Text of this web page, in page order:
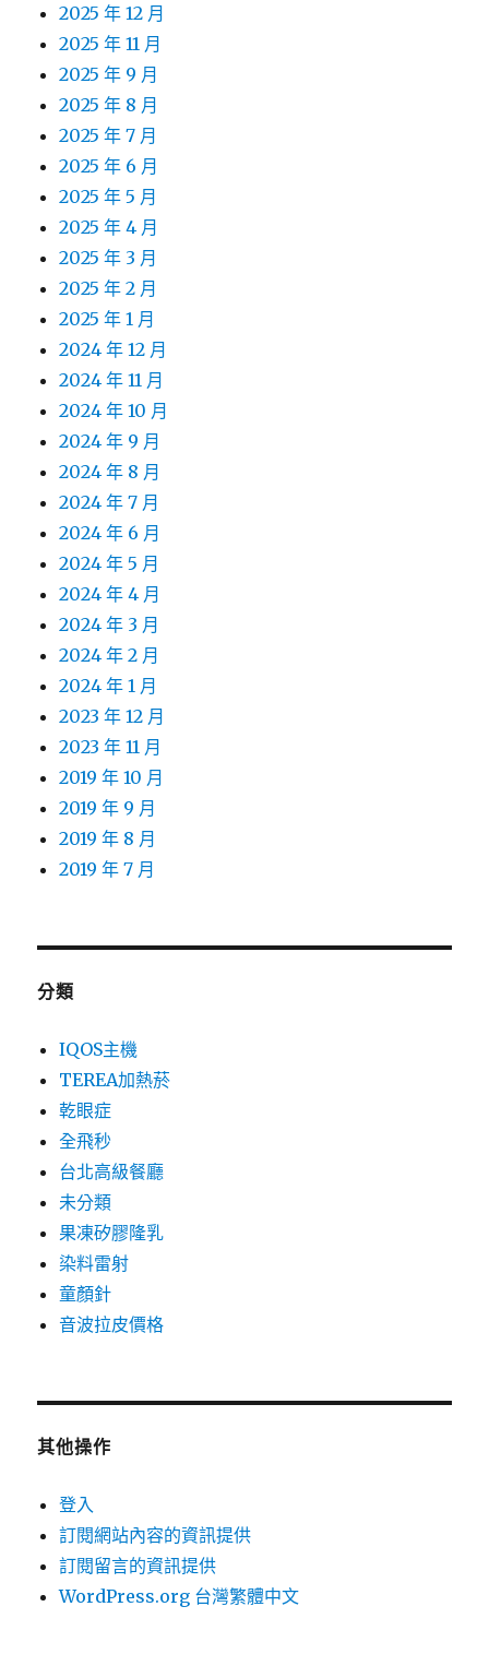
2025 年 12 月
2025 年 11 月
2025 年 9 月
2025 年 8 月
2025 年 7 月
2025 年 6 月
2025 年 5 月
2025 年 4 月
2025 年 3 月
2025 年 2 月
2025 年 1 月
2024 年 12 月
2024 年 11 月
2024 年 10 月
2024 年 9 月
2024 年 8 月
2024 年 7 月
2024 年 6 月
2024 年 5 月
2024 年 4 月
2024 年 3 月
2024 年 2 月
2024 年 1 月
2023 年 12 月
2023 年 11 月
2019 年 10 月
2019 年 9 月
2019 年 8 月
2019 年 7 月
分類
IQOS主機
TEREA加熱菸
乾眼症
全飛秒
台北高級餐廳
未分類
果凍矽膠隆乳
染料雷射
童顏針
音波拉皮價格
其他操作
登入
訂閱網站內容的資訊提供
訂閱留言的資訊提供
WordPress.org 台灣繁體中文